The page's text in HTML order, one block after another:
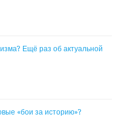
Ещё раз об актуальной
«бои за историю»?